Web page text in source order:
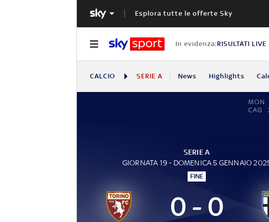
Esplora tutte le offerte Sky
In evidenza:RISULTATI LIVE
CALCIO SERIE A News Highlights
MON
CAG
SERIE A
GIORNATA 19 - DOMENICA 5 GENNAIO
FINE
0 - 0